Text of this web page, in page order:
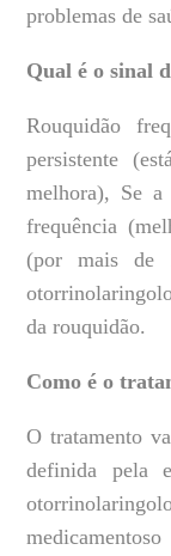
problemas de
Qual é o sinal
Rouquidão
persistente
melhora), Se a
frequência
(por mais de
da rouquidão.
Como é o
O tratamento
definida pela